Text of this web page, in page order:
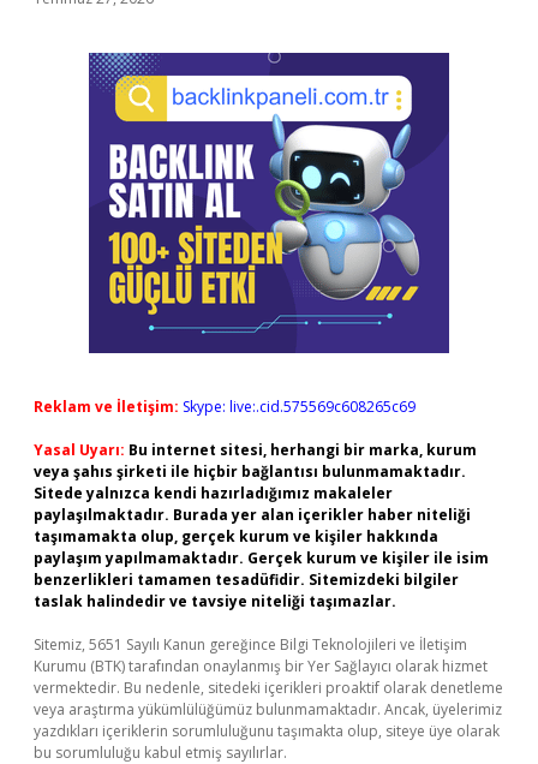
Reklam ve İletişim: Skype: live:.cid.575569c608265c69
Yasal Uyarı: Bu internet sitesi, herhangi bir marka, kurum
veya şahıs şirketi ile hiçbir bağlantısı bulunmamaktadır.
Sitede yalnızca kendi hazırladığımız makaleler
paylaşılmaktadır. Burada yer alan içerikler haber niteliği
taşımamakta olup, gerçek kurum ve kişiler hakkında
paylaşım yapılmamaktadır. Gerçek kurum ve kişiler ile isim
benzerlikleri tamamen tesadüfidir. Sitemizdeki bilgiler
taslak halindedir ve tavsiye niteliği taşımazlar.
Sitemiz, 5651 Sayılı Kanun gereğince Bilgi Teknolojileri ve İletişim
Kurumu (BTK) tarafından onaylanmış bir Yer Sağlayıcı olarak hizmet
vermektedir. Bu nedenle, sitedeki içerikleri proaktif olarak denetleme
veya araştırma yükümlülüğümüz bulunmamaktadır. Ancak, üyelerimiz
yazdıkları içeriklerin sorumluluğunu taşımakta olup, siteye üye olarak
bu sorumluluğu kabul etmiş sayılırlar.